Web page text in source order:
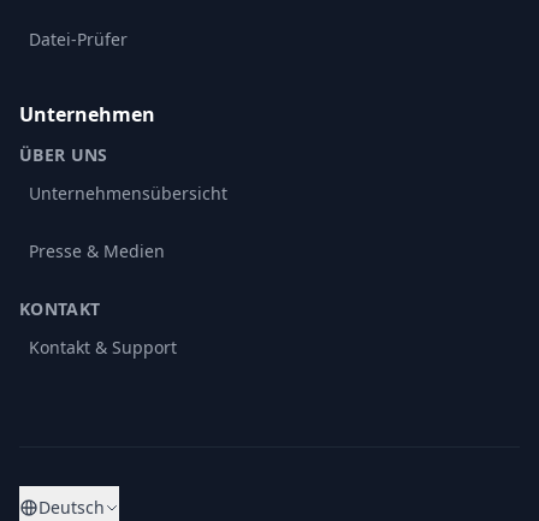
Datei-Prüfer
Unternehmen
ÜBER UNS
Unternehmensübersicht
Presse & Medien
KONTAKT
Kontakt & Support
Deutsch